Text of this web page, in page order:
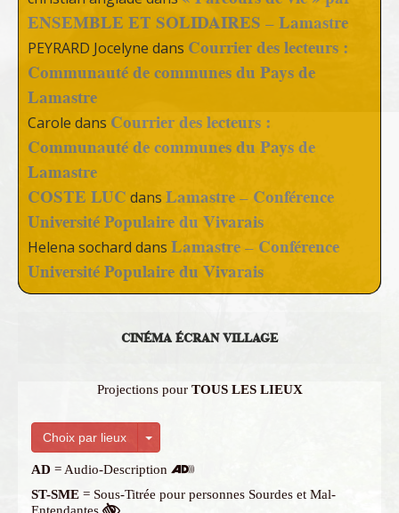
ENSEMBLE ET SOLIDAIRES – Lamastre
PEYRARD Jocelyne dans Courrier des lecteurs :
Communauté de communes du Pays de
Lamastre
Carole dans Courrier des lecteurs :
Communauté de communes du Pays de
Lamastre
COSTE LUC dans Lamastre – Conférence
Université Populaire du Vivarais
Helena sochard dans Lamastre – Conférence
Université Populaire du Vivarais
CINÉMA ÉCRAN VILLAGE